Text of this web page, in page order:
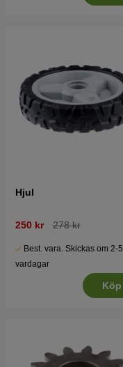
Hjul
250 kr 278 kr
Best. vara. Skickas om 2-5
vardagar
Köp